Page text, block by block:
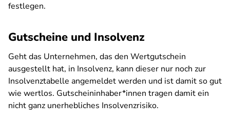
festlegen.
Gutscheine und Insolvenz
Geht das Unternehmen, das den Wertgutschein
ausgestellt hat, in Insolvenz, kann dieser nur noch zur
Insolvenztabelle angemeldet werden und ist damit so gut
wie wertlos. Gutscheininhaber*innen tragen damit ein
nicht ganz unerhebliches Insolvenzrisiko.